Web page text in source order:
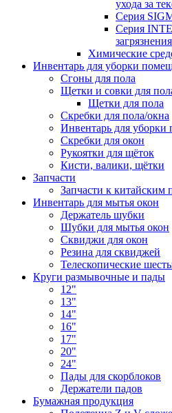
ухода за
Серия
Серия
Химические
Инвентарь для уборки
Сгоны для пола
Щетки и совки для
Щетки для пола
Скребки для пола/окна
Инвентарь для уборки
Скребки для окон
Рукоятки для щёток
Кисти, валики, щётки
Запчасти
Запчасти к китайским
Инвентарь для мытья окон
Держатель шубки
Шубки для мытья окон
Сквиджи для окон
Резина для сквиджей
Телескопические
Круги размывочные и пады
12"
13"
14"
16"
17"
20"
24"
Пады для скорблоков
Держатели падов
Бумажная продукция